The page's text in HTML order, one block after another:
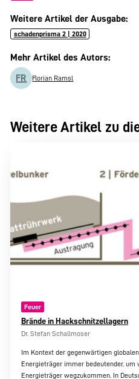
Weitere Artikel der Ausgabe:
schadenprisma 2 | 2020
Mehr Artikel des Autors:
FR Florian Ramsl
Weitere Artikel zu
Feuer
Brände in Hackschnitzellagern
Dr. Stefan Schallmoser
Im Kontext der gegenwärtigen
Energieträger immer bedeutender,
Energieträger wegzukommen. In